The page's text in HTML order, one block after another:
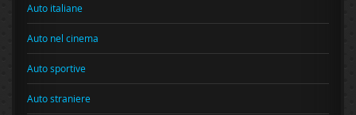
Auto italiane
Auto nel cinema
Auto sportive
Auto straniere